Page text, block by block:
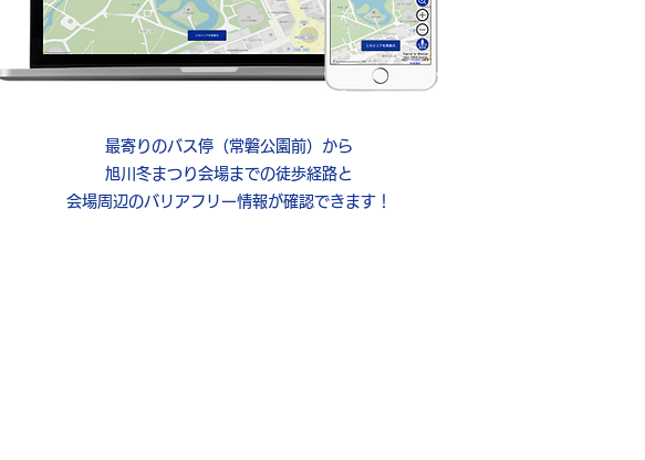
​​最寄りのバス停（常磐公園前）から
​旭川冬まつり会場までの徒歩経路と
会場周辺のバリアフリー情報が確認できます！